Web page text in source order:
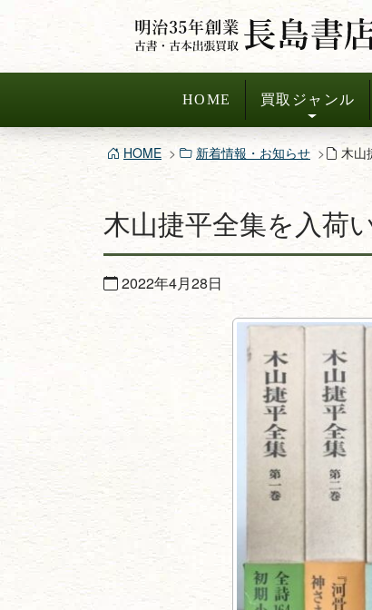
へ
HOME 買取ジャンル
HOME 新着情報・お知らせ 木山
木山捷平全集を入荷
2022年4月28日